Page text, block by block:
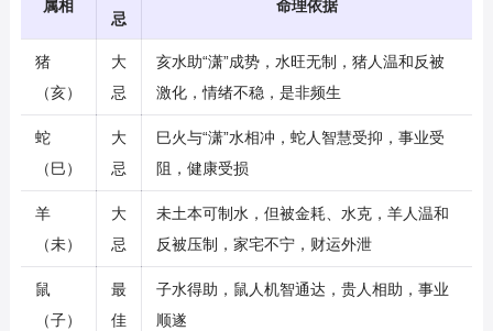
属相
忌
命理依据
猪
（亥）
大
忌
亥水助“潇”成势，水旺无制，猪人温和反被
激化，情绪不稳，是非频生
蛇
（巳）
大
忌
巳火与“潇”水相冲，蛇人智慧受抑，事业受
阻，健康受损
羊
（未）
大
忌
未土本可制水，但被金耗、水克，羊人温和
反被压制，家宅不宁，财运外泄
鼠
（子）
最
佳
子水得助，鼠人机智通达，贵人相助，事业
顺遂